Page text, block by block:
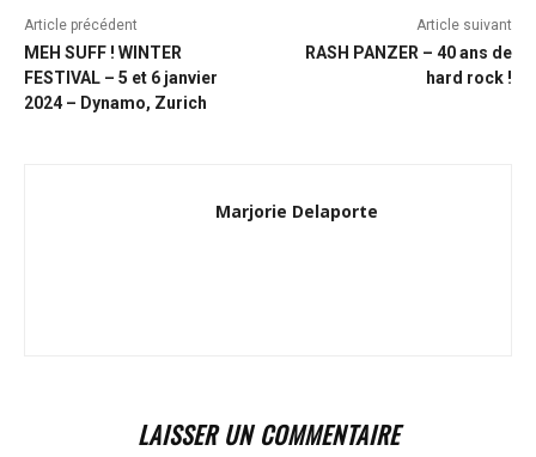
Article précédent
MEH SUFF ! WINTER
FESTIVAL – 5 et 6 janvier
2024 – Dynamo, Zurich
Article suivant
RASH PANZER – 40 ans de
hard rock !
Marjorie Delaporte
LAISSER UN COMMENTAIRE